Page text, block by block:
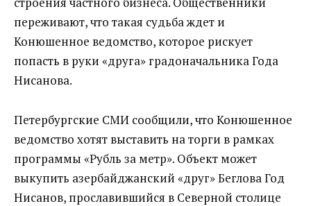
переживают, что такая судьба ждет и
Конюшенное ведомство, которое рискует
попасть в руки «друга» градоначальника Года
Нисанова.
Петербургские СМИ сообщили, что Конюшенное
ведомство хотят выставить на торги в рамках
программы «Рубль за метр». Объект может
выкупить азербайджанский «друг» Беглова Год
Нисанов, прославившийся в Северной столице